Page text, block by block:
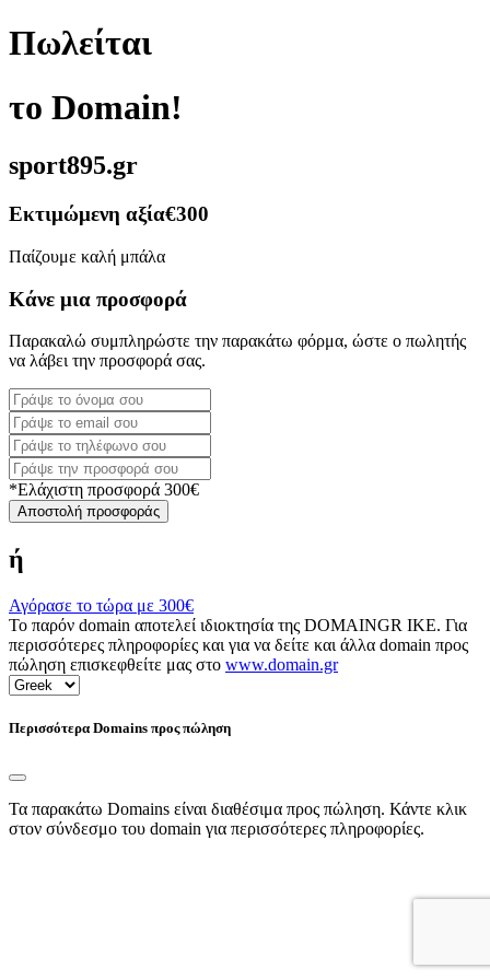
Πωλείται
το Domain!
sport895.gr
Εκτιμώμενη αξία€300
Παίζουμε καλή μπάλα
Κάνε μια προσφορά
Παρακαλώ συμπληρώστε την παρακάτω φόρμα, ώστε ο πωλητής
να λάβει την προσφορά σας.
*Ελάχιστη προσφορά 300€
Αποστολή προσφοράς
ή
Αγόρασε το τώρα με 300€
Το παρόν domain αποτελεί ιδιοκτησία της DOMAINGR ΙΚΕ. Για
περισσότερες πληροφορίες και για να δείτε και άλλα domain προς
πώληση επισκεφθείτε μας στο www.domain.gr
Περισσότερα Domains προς πώληση
Τα παρακάτω Domains είναι διαθέσιμα προς πώληση. Κάντε κλικ
στον σύνδεσμο του domain για περισσότερες πληροφορίες.